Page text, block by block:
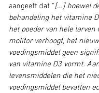
aangeeft dat “[...] hoewel
behandeling het vitamine
het poeder van hele larven
molitor verhoogt, het
voedingsmiddel geen
van vitamine D3 vormt.
levensmiddelen die het
voedingsmiddel bevatten